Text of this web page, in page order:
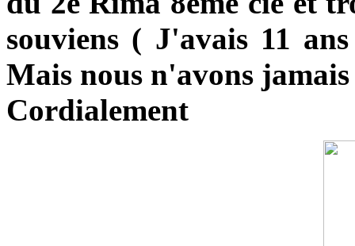
souviens ( J'avais 11
Mais nous n'avons
Cordialement